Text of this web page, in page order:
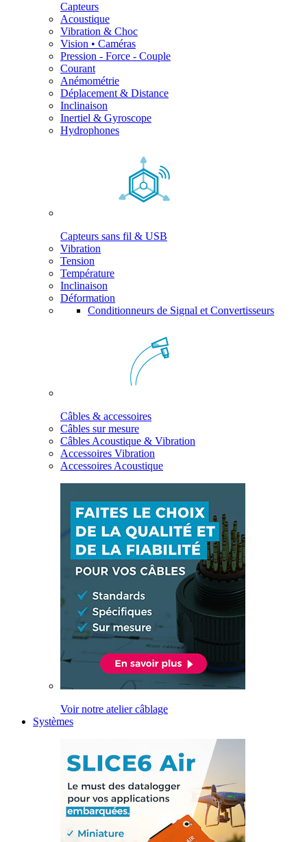
Capteurs
Acoustique
Vibration & Choc
Vision • Caméras
Pression - Force - Couple
Courant
Anémométrie
Déplacement & Distance
Inclinaison
Inertiel & Gyroscope
Hydrophones
Capteurs sans fil & USB
Vibration
Tension
Température
Inclinaison
Déformation
Conditionneurs de Signal et Convertisseurs
Câbles & accessoires
Câbles sur mesure
Câbles Acoustique & Vibration
Accessoires Vibration
Accessoires Acoustique
Voir notre atelier câblage
Systèmes